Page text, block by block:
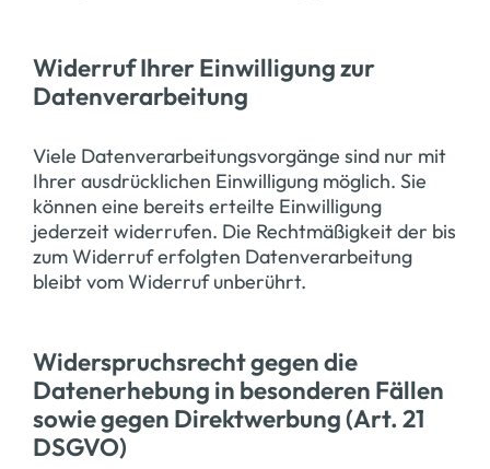
Widerruf Ihrer Einwilligung zur
Datenverarbeitung
Viele Datenverarbeitungsvorgänge sind nur mit
Ihrer ausdrücklichen Einwilligung möglich. Sie
können eine bereits erteilte Einwilligung
jederzeit widerrufen. Die Rechtmäßigkeit der bis
zum Widerruf erfolgten Datenverarbeitung
bleibt vom Widerruf unberührt.
Widerspruchsrecht gegen die
Datenerhebung in besonderen Fällen
sowie gegen Direktwerbung (Art. 21
DSGVO)